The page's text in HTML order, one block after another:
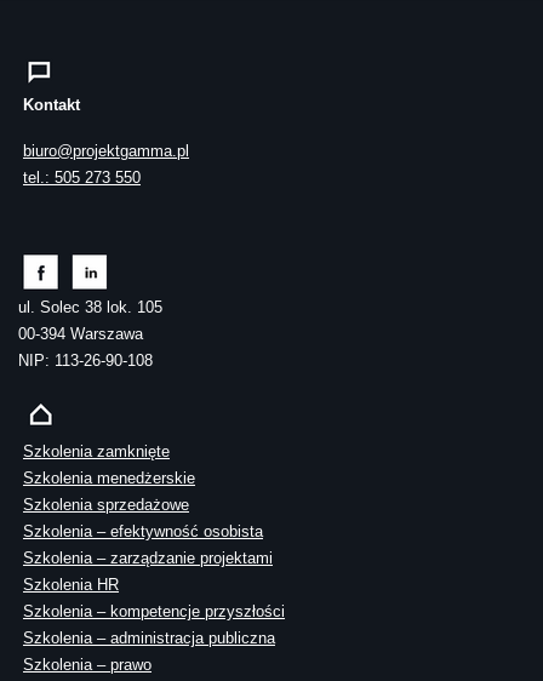
Kontakt
biuro@projektgamma.pl
tel.: 505 273 550
ul. Solec 38 lok. 105
00-394 Warszawa
NIP: 113-26-90-108
Szkolenia zamknięte
Szkolenia menedżerskie
Szkolenia sprzedażowe
Szkolenia – efektywność osobista
Szkolenia – zarządzanie projektami
Szkolenia HR
Szkolenia – kompetencje przyszłości
Szkolenia – administracja publiczna
Szkolenia – prawo